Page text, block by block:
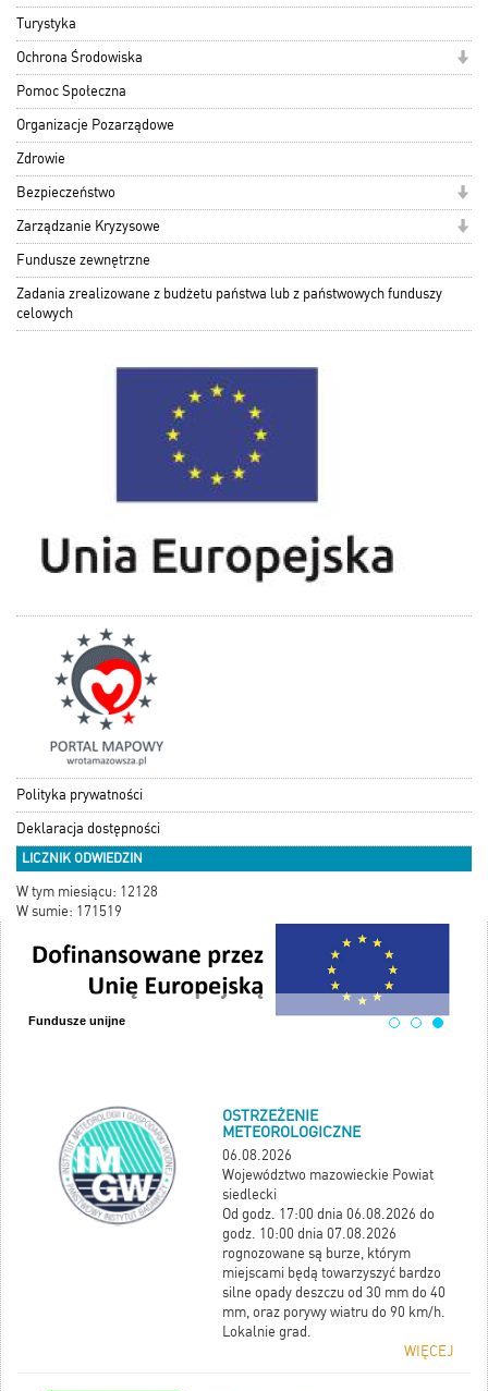
Turystyka
Ochrona Środowiska
Pomoc Społeczna
Organizacje Pozarządowe
Zdrowie
Bezpieczeństwo
Zarządzanie Kryzysowe
Fundusze zewnętrzne
Zadania zrealizowane z budżetu państwa lub z państwowych funduszy
celowych
Polityka prywatności
Deklaracja dostępności
LICZNIK ODWIEDZIN
W tym miesiącu: 12128
W sumie: 171519
DANE KONTAKTOWE
Fundusze unijne
OSTRZEŻENIE
METEOROLOGICZNE
06.08.2026
Województwo mazowieckie Powiat
siedlecki
Od godz. 17:00 dnia 06.08.2026 do
godz. 10:00 dnia 07.08.2026
rognozowane są burze, którym
miejscami będą towarzyszyć bardzo
silne opady deszczu od 30 mm do 40
mm, oraz porywy wiatru do 90 km/h.
Lokalnie grad.
WIĘCEJ